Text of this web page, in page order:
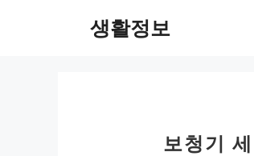
생활정보
보청기